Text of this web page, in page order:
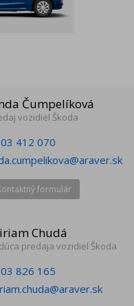
volant
s diaľkovým
s 8" dotykovým
rádiopríjem
vpredu
nedelené, zadné operadlá
up zrkadlom na strane
lampičky na čítanie
na opravu pneumatík
kolies 5,5J x 15" s krytmi
Čumpelíková
vozidiel Škoda
412 070
formulár
Chudá
predaja vozidiel Škoda
826 165